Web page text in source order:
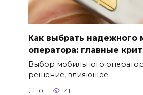
Как выбрать надежного
оператора: главные
Выбор мобильного
решение, влияющее
0 41